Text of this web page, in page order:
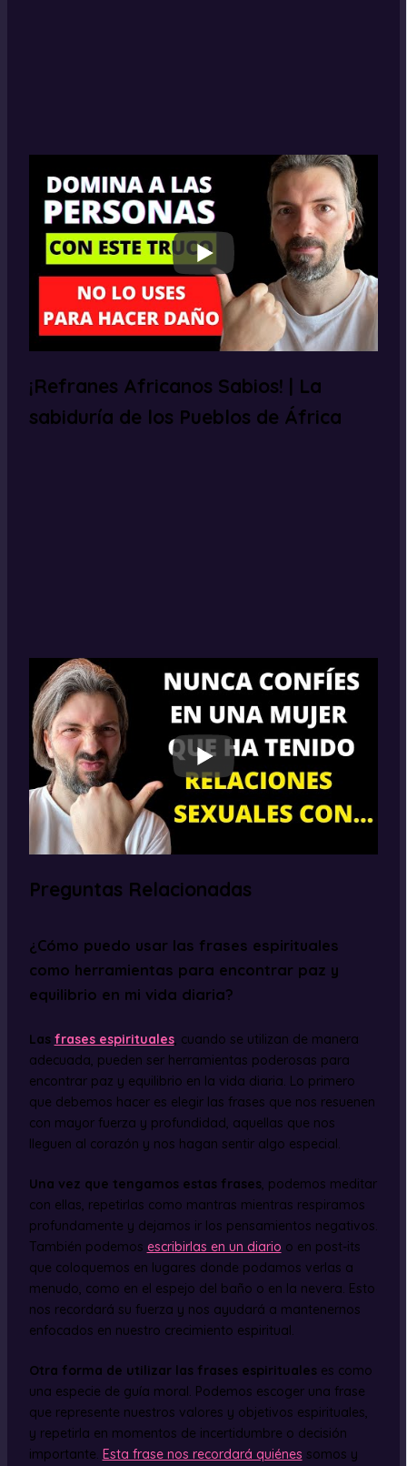
¡Refranes Africanos Sabios! | La
sabiduría de los Pueblos de África
Preguntas Relacionadas
¿Cómo puedo usar las frases espirituales
como herramientas para encontrar paz y
equilibrio en mi vida diaria?
Las frases espirituales, cuando se utilizan de manera
adecuada, pueden ser herramientas poderosas para
encontrar paz y equilibrio en la vida diaria. Lo primero
que debemos hacer es elegir las frases que nos resuenen
con mayor fuerza y profundidad, aquellas que nos
lleguen al corazón y nos hagan sentir algo especial.
Una vez que tengamos estas frases, podemos meditar
con ellas, repetirlas como mantras mientras respiramos
profundamente y dejamos ir los pensamientos negativos.
También podemos escribirlas en un diario o en post-its
que coloquemos en lugares donde podamos verlas a
menudo, como en el espejo del baño o en la nevera. Esto
nos recordará su fuerza y nos ayudará a mantenernos
enfocados en nuestro crecimiento espiritual.
Otra forma de utilizar las frases espiritualeses como
una especie de guía moral. Podemos escoger una frase
que represente nuestros valores y objetivos espirituales,
y repetirla en momentos de incertidumbre o decisión
importante. Esta frase nos recordará quiénes somos y